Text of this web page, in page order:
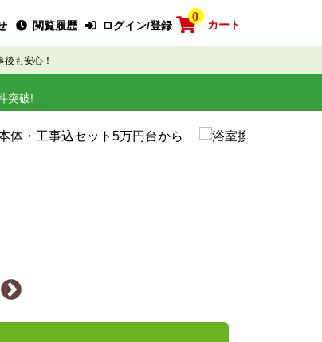
閲覧履歴 ログイン/登録
0
カート
後も安心！
突破!